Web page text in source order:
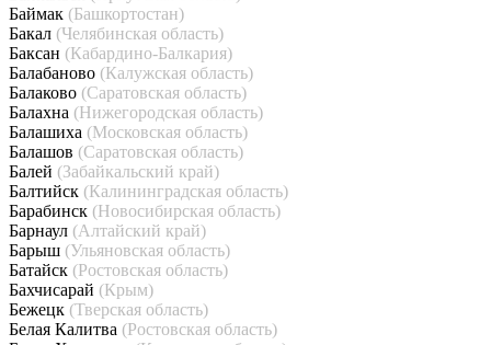
Баймак (Башкортостан)
Бакал (Челябинская область)
Баксан (Кабардино-Балкария)
Балабаново (Калужская область)
Балаково (Саратовская область)
Балахна (Нижегородская область)
Балашиха (Московская область)
Балашов (Саратовская область)
Балей (Забайкальский край)
Балтийск (Калининградская область)
Барабинск (Новосибирская область)
Барнаул (Алтайский край)
Барыш (Ульяновская область)
Батайск (Ростовская область)
Бахчисарай (Крым)
Бежецк (Тверская область)
Белая Калитва (Ростовская область)